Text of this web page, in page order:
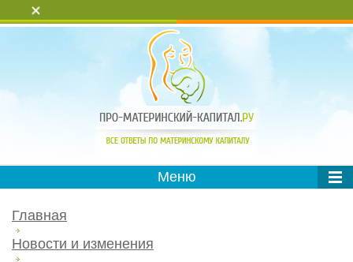
Меню
Главная
Новости и изменения
+